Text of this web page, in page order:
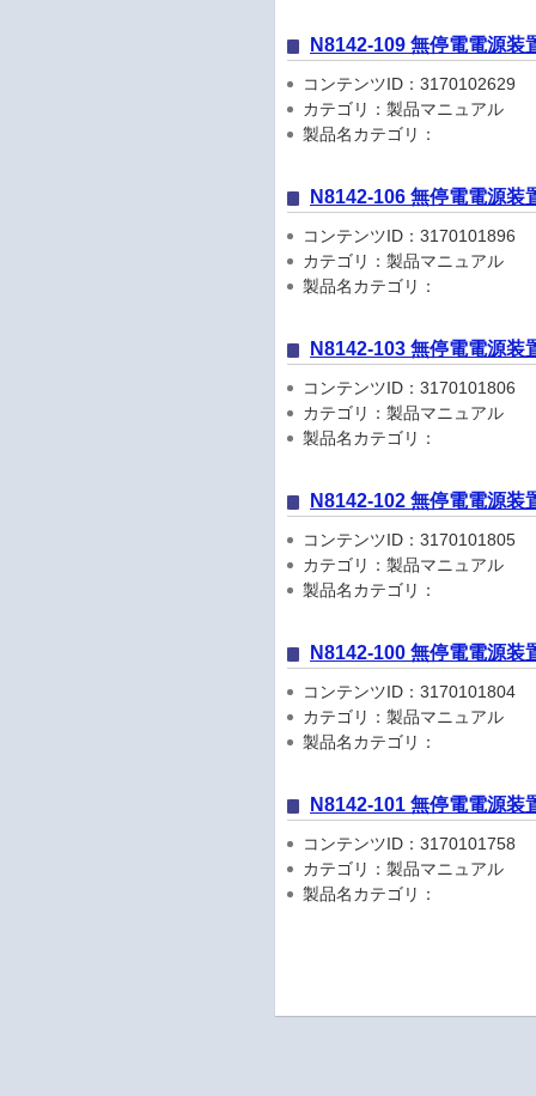
N8142-109 無停電電源装
コンテンツID：3170102629
カテゴリ：製品マニュアル
製品名カテゴリ：
N8142-106 無停電電源装
コンテンツID：3170101896
カテゴリ：製品マニュアル
製品名カテゴリ：
N8142-103 無停電電源装
コンテンツID：3170101806
カテゴリ：製品マニュアル
製品名カテゴリ：
N8142-102 無停電電源装
コンテンツID：3170101805
カテゴリ：製品マニュアル
製品名カテゴリ：
N8142-100 無停電電源装
コンテンツID：3170101804
カテゴリ：製品マニュアル
製品名カテゴリ：
N8142-101 無停電電源装
コンテンツID：3170101758
カテゴリ：製品マニュアル
製品名カテゴリ：